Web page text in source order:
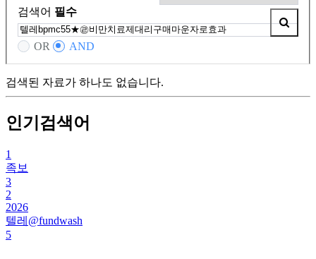
검색어 필수
OR AND
검색된 자료가 하나도 없습니다.
인기검색어
1
족보
3
2
2026
텔레@fundwash
5